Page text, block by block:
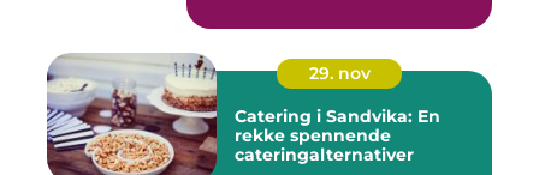
29. nov
Catering i Sandvika: En
rekke spennende
cateringalternativer